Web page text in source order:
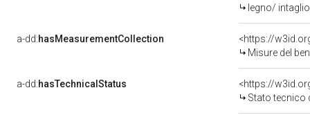
legno/
a-dd:hasMeasurementCollection
<https://
Misure del
a-dd:hasTechnicalStatus
<https://
Stato tecnico